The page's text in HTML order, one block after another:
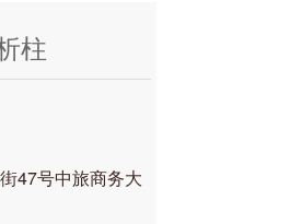
柱
47号中旅商务大